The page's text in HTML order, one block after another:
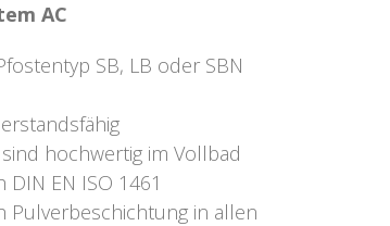
AC
SB, LB oder SBN
hochwertig im Vollbad
EN ISO 1461
Pulverbeschichtung in allen